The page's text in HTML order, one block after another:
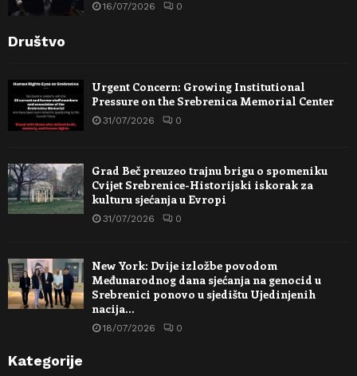
16/07/2026 0
Društvo
Urgent Concern: Growing Institutional
Pressure on the Srebrenica Memorial Center
31/07/2026 0
Grad Beč preuzeo trajnu brigu o spomeniku
Cvijet Srebrenice-Historijski iskorak za
kulturu sjećanja u Evropi
31/07/2026 0
New York: Dvije izložbe povodom
Međunarodnog dana sjećanja na genocid u
Srebrenici ponovo u sjedištu Ujedinjenih
nacija…
18/07/2026 0
Kategorije